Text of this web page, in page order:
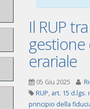
Il RUP
gestione
erariale
05 Giu 2025
RUP, art. 15 d.lgs.
principio della